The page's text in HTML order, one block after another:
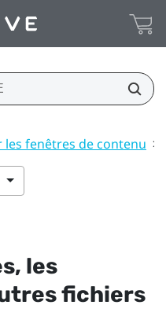
les fenêtres de contenu >
les
fichiers